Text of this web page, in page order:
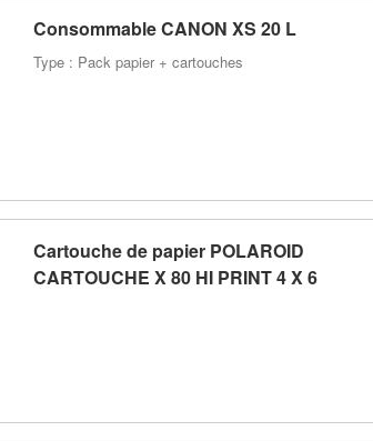
Consommable CANON XS 20 L
Type : Pack papier + cartouches
Cartouche de papier POLAROID
CARTOUCHE X 80 HI PRINT 4 X 6